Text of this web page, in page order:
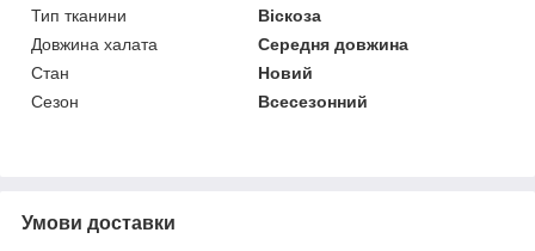
Тип тканини
Віскоза
Довжина халата
Середня довжина
Стан
Новий
Сезон
Всесезонний
Умови доставки